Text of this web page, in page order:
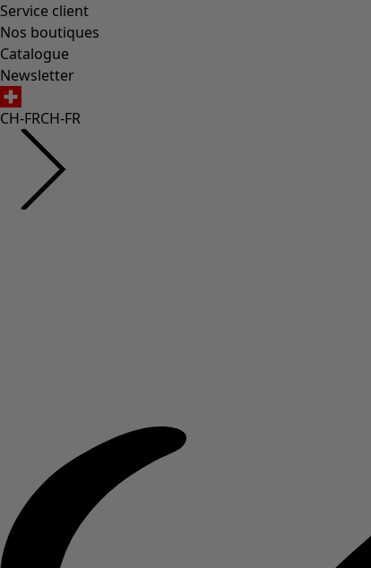
Service client
Nos boutiques
Catalogue
Newsletter
CH-FRCH-FR